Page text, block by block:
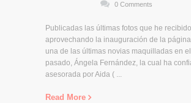
0 Comments
Publicadas las últimas fotos que he
aprovechando la inauguración de la
una de las últimas novias maquilladas en
pasado, Ángela Fernández, la cual ha
asesorada por Aida ( ...
Read More